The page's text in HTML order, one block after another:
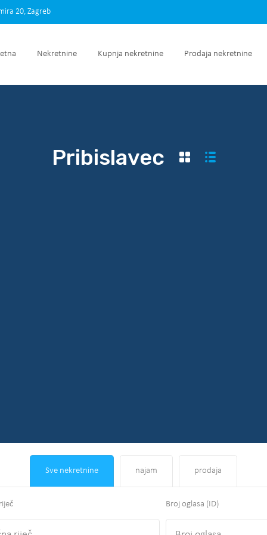
Početna Nekretnine Kupnja nekretnine Prodaja
20, Zagreb
Nekretnine Kupnja nekretnine Prodaja nekretnine
Pribislavec
Sve nekretnine najam prodaja
Broj oglasa (ID)